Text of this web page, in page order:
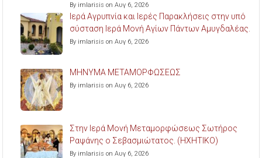
By imlarisis on Αυγ 6, 2026
Ιερά Αγρυπνία και Ιερές Παρακλήσεις στην υπό
σύσταση Ιερά Μονή Αγίων Πάντων Αμυγδαλέας.
By imlarisis on Αυγ 6, 2026
ΜΗΝΥΜΑ ΜΕΤΑΜΟΡΦΩΣΕΩΣ
By imlarisis on Αυγ 6, 2026
Στην Ιερά Μονή Μεταμορφώσεως Σωτήρος
Ραψάνης ο Σεβασμιώτατος. (ΗΧΗΤΙΚΟ)
By imlarisis on Αυγ 6, 2026